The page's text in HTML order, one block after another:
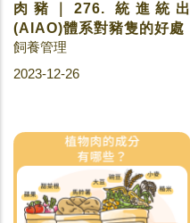
肉豬｜276. 統進統出
(AIAO)體系對豬隻的好處
飼養管理
2023-12-26